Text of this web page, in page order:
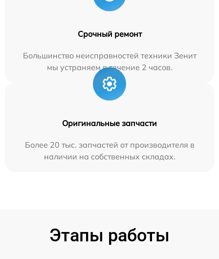
Срочный ремонт
Большинство неисправностей техники Зенит
мы устраняем в течение 2 часов.
Оригинальные запчасти
Более 20 тыс. запчастей от производителя в
наличии на собственных складах.
Этапы работы